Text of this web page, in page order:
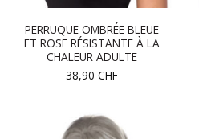
PERRUQUE OMBRÉE BLEUE
ET ROSE RÉSISTANTE À LA
CHALEUR ADULTE
38,90 CHF